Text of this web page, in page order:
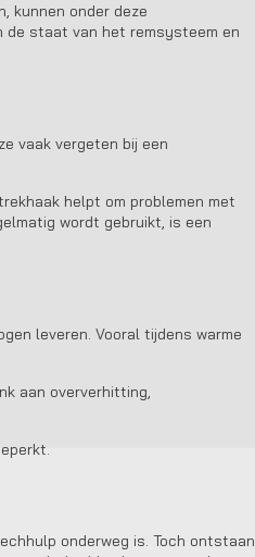
kunnen onder deze
de staat van het remsysteem en
vaak vergeten bij een
helpt om problemen met
wordt gebruikt, is een
leveren. Vooral tijdens warme
aan oververhitting,
onderweg is. Toch ontstaan